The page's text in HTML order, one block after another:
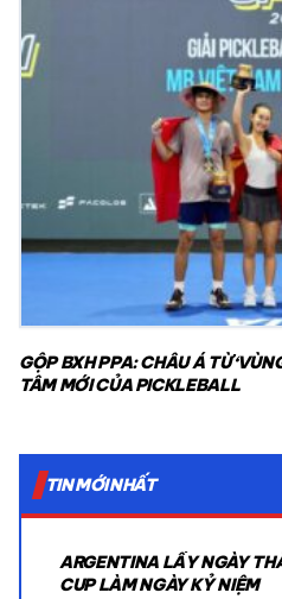
GỘP BXH PPA: CHÂU Á TỪ
TÂM MỚI CỦA PICKLEBALL
TIN MỚI NHẤT
ARGENTINA LẤY NGÀY
CUP LÀM NGÀY KỶ NIỆM